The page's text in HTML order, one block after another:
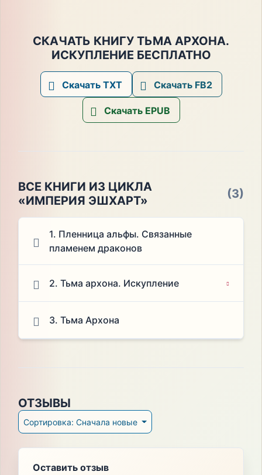
СКАЧАТЬ КНИГУ ТЬМА АРХОНА.
ИСКУПЛЕНИЕ БЕСПЛАТНО
Скачать TXT Скачать FB2
Скачать EPUB
ВСЕ КНИГИ ИЗ ЦИКЛА
«ИМПЕРИЯ ЭШХАРТ»
(3)
1. Пленница альфы. Связанные
пламенем драконов
2. Тьма архона. Искупление
3. Тьма Архона
ОТЗЫВЫ
Сортировка: Сначала новые
Оставить отзыв